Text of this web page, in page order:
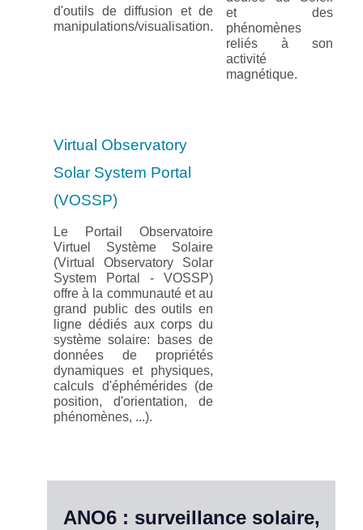
d'outils de diffusion et de
manipulations/visualisation.
et des
phénomènes
reliés à son
activité
magnétique.
Virtual Observatory
Solar System Portal
(VOSSP)
Le Portail Observatoire
Virtuel Système Solaire
(Virtual Observatory Solar
System Portal - VOSSP)
offre à la communauté et au
grand public des outils en
ligne dédiés aux corps du
système solaire: bases de
données de propriétés
dynamiques et physiques,
calculs d'éphémérides (de
position, d'orientation, de
phénomènes, ...).
ANO6 : surveillance solaire,